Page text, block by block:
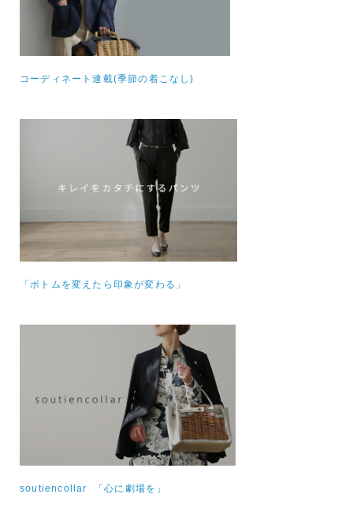
コーディネート連載(季節の着こなし)
「ボトムを変えたら印象が変わる」
soutiencollar 「心に劇場を」